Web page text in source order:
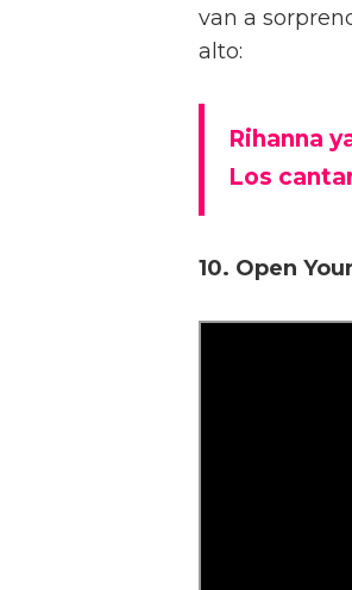
van a
alto:
Rihanna
Los
10. Open